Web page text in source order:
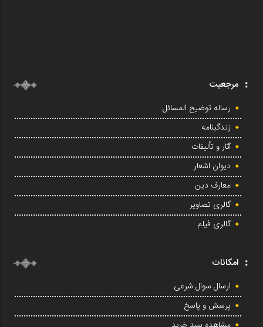
مرجعیت
رساله توضیح المسائل
زندگینامه
آثار و تألیفات
دیوان اشعار
معارف دین
گالری تصاویر
گالری فیلم
امکانات
ارسال سوال شرعی
پرسش و پاسخ